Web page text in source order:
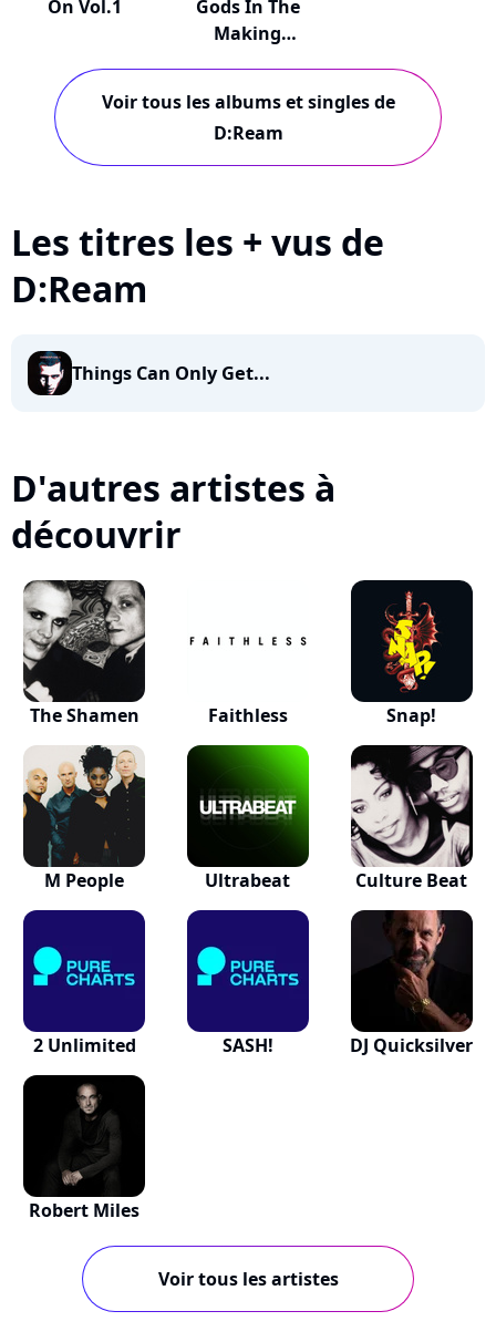
On Vol.1
Gods In The
Making
Voir tous les albums et singles de
D:Ream
Les titres les + vus de
D:Ream
Things Can Only Get...
D'autres artistes à
découvrir
The Shamen Faithless Snap!
M People Ultrabeat Culture Beat
2 Unlimited SASH! DJ Quicksilver
Robert Miles
Voir tous les artistes